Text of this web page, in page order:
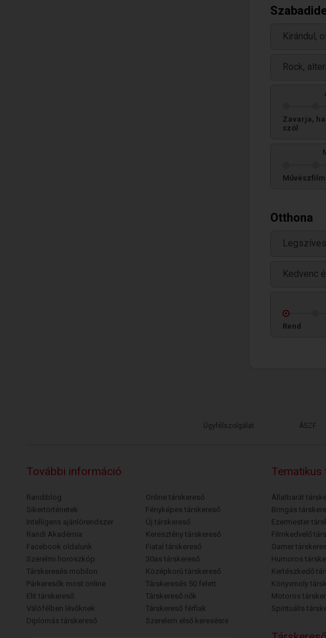
Kirándul,
Rock,
Zavarja, ha
szól
Otthona
Kedvenc
Rend
Ügyfélszolgálat ÁSZF
További információ
Randiblog
Sikertörténetek
Intelligens ajánlórendszer
Randi Akadémia
Facebook oldalunk
Szerelmi horoszkóp
Társkeresés mobilon
Párkeresők most online
Elit társkereső
Válófélben lévőknek
Diplomás társkereső
Online társkereső
Fényképes társkereső
Új társkereső
Keresztény társkereső
Fiatal társkereső
30as társkereső
Középkorú társkereső
Társkeresés 50 felett
Társkereső nők
Társkereső férfiak
Szerelem első keresésre
Állatbarát
Bringás
Ezermester
Filmkedvelő
Gamer
Humoros
Kertészkedő
Könyvmoly
Motoros
Spirituális